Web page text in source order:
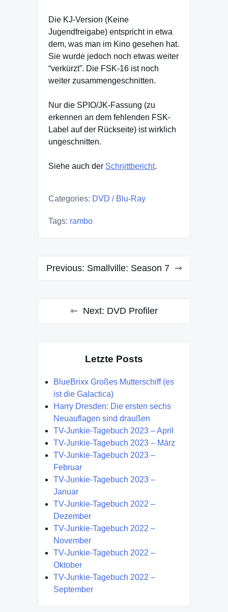
Die KJ-Version (Keine
Jugendfreigabe) entspricht in etwa
dem, was man im Kino gesehen hat.
Sie wurde jedoch noch etwas weiter
“verkürzt”. Die FSK-16 ist noch
weiter zusammengeschnitten.
Nur die SPIO/JK-Fassung (zu
erkennen an dem fehlenden FSK-
Label auf der Rückseite) ist wirklich
ungeschnitten.
Siehe auch der Schnittbericht.
Categories: DVD / Blu-Ray
Tags: rambo
Post
Previous: Smallville: Season 7
Next: DVD Profiler
Letzte Posts
BlueBrixx Großes Mutterschiff (es
ist die Galactica)
Harry Dresden: Die ersten sechs
Neuauflagen sind draußen
TV-Junkie-Tagebuch 2023 – April
TV-Junkie-Tagebuch 2023 – März
TV-Junkie-Tagebuch 2023 –
Februar
TV-Junkie-Tagebuch 2023 –
Januar
TV-Junkie-Tagebuch 2022 –
Dezember
TV-Junkie-Tagebuch 2022 –
November
TV-Junkie-Tagebuch 2022 –
Oktober
TV-Junkie-Tagebuch 2022 –
September